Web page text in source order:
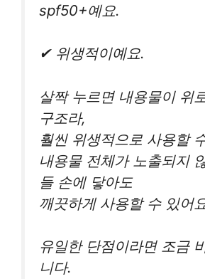
spf50+예요.
✔ 위생적이예요.
살짝 누르면 내용물이 위
구조라,
훨씬 위생적으로 사용할
내용물 전체가 노출되지
들 손에 닿아도
깨끗하게 사용할 수 있어
유일한 단점이라면 조금
니다.